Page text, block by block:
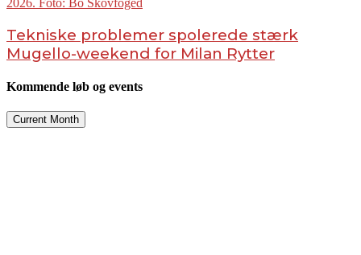
Tekniske problemer spolerede stærk
Mugello-weekend for Milan Rytter
Kommende løb og events
Current Month